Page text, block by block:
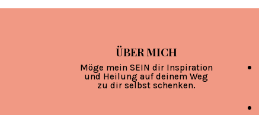
ÜBER MICH
Möge mein SEIN dir Inspiration
und Heilung auf deinem Weg
zu dir selbst schenken.